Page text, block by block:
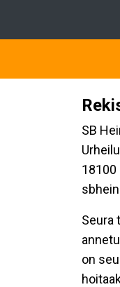
SB
18100
Seura
on